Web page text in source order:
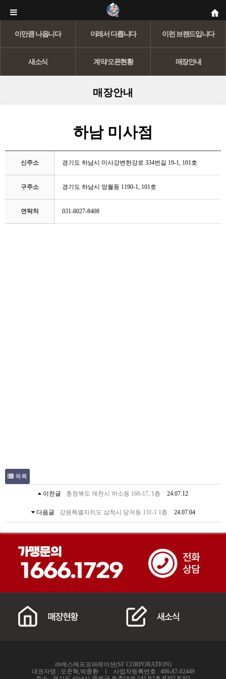
이만큼 나옵니다 이래서 다릅니다 이런 브랜드입니다
새소식 계약/오픈현황 매장안내
매장안내
하남 미사점
신주소 경기도 하남시 미사강변한강로 334번길 19-1, 101호
구주소 경기도 하남시 망월동 1190-1, 101호
연락처 031-8027-8408
목록
이전글 충청북도 제천시 하소동 166-17, 1층 24.07.12
다음글 강원특별자치도 삼척시 당저동 131-1 1층 24.07.04
㈜에스에프코퍼레이션(SF CORPORATION)
대표자명 : 오준혁,박종환 ㅣ 사업자등록번호 : 406-87-02449